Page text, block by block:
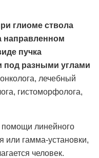
глиоме ствола
направленном
пучка
под разными углами
лечебный
гистоморфолога,
помощи линейного
или гамма-установки,
человек.